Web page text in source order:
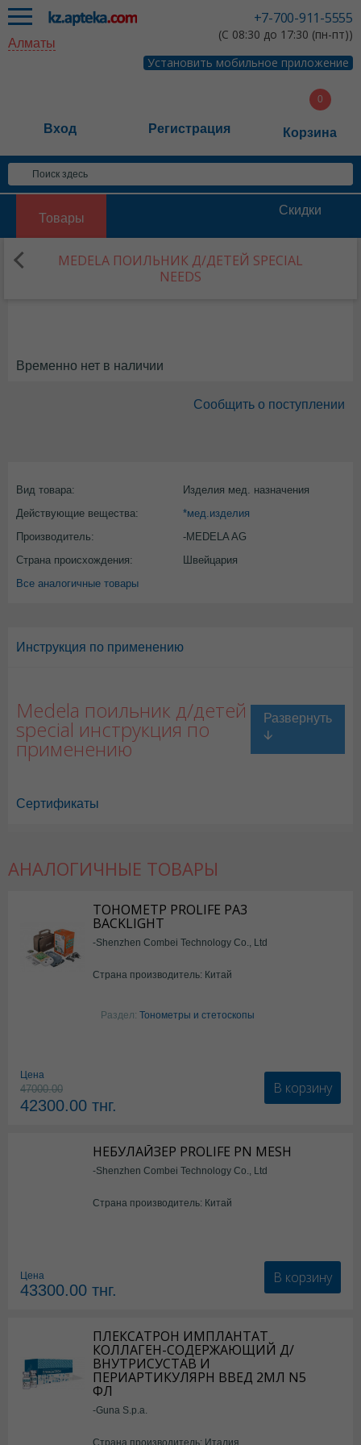
+7-700-911-5555
(С 08:30 до 17:30 (пн-пт))
Установить мобильное приложение
Алматы
Вход Регистрация Корзина
Товары
Скидки
MEDELA ПОИЛЬНИК Д/ДЕТЕЙ SPECIAL
NEEDS
Временно нет в наличии
Сообщить о поступлении
Вид товара:
Изделия мед. назначения
Действующие вещества:
*мед.изделия
Производитель:
-MEDELA AG
Страна происхождения:
Швейцария
Все аналогичные товары
Инструкция по применению
Medela поильник д/детей
special инструкция по
применению
Сертификаты
АНАЛОГИЧНЫЕ ТОВАРЫ
ТОНОМЕТР PROLIFE PA3
BACKLIGHT
-Shenzhen Combei Technology Co., Ltd
Страна производитель: Китай
Раздел: Тонометры и стетоскопы
Цена
47000.00
42300.00 тнг.
В корзину
НЕБУЛАЙЗЕР PROLIFE PN MESH
-Shenzhen Combei Technology Co., Ltd
Страна производитель: Китай
Цена
43300.00 тнг.
В корзину
ПЛЕКСАТРОН ИМПЛАНТАТ
КОЛЛАГЕН-СОДЕРЖАЮЩИЙ Д/
ВНУТРИСУСТАВ И
ПЕРИАРТИКУЛЯРН ВВЕД 2МЛ N5
ФЛ
-Guna S.p.a.
Страна производитель: Италия